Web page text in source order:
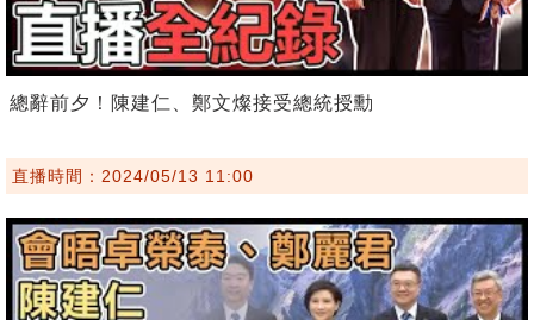
總辭前夕！陳建仁、鄭文燦接受總統授勳
直播時間：2024/05/13 11:00